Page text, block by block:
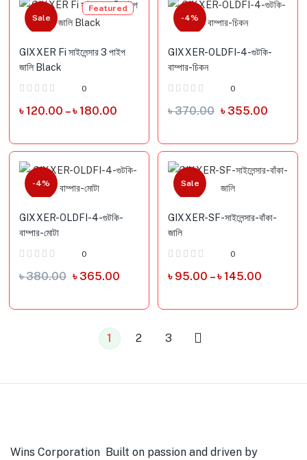
Sale
Featured
GIXXER Fi সাইলেন্সার 3 পাইপ
জালি Black
0
৳120.00 – ৳180.00
-4%
GIXXER-OLDFI-4-গুটকি-
বাম্পার-চিকন
0
৳370.00 ৳ 355.00
-4%
GIXXER-OLDFI-4-গুটকি-
বাম্পার-মোটা
0
৳380.00 ৳ 365.00
Sale
GIXXER-SF-সাইলেন্সার-বাঁকা-
জালি
0
৳ 95.00 – ৳145.00
1 2 3
Wins Corporation Built on passion and driven by